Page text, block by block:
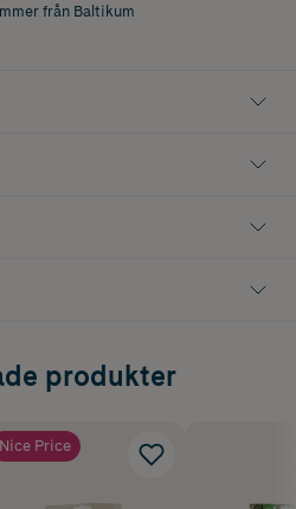
från Baltikum
produkter
Nice Price